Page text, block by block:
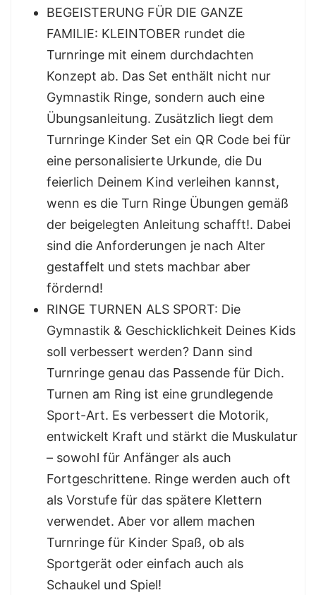
BEGEISTERUNG FÜR DIE GANZE
FAMILIE: KLEINTOBER rundet die
Turnringe mit einem durchdachten
Konzept ab. Das Set enthält nicht nur
Gymnastik Ringe, sondern auch eine
Übungsanleitung. Zusätzlich liegt dem
Turnringe Kinder Set ein QR Code bei für
eine personalisierte Urkunde, die Du
feierlich Deinem Kind verleihen kannst,
wenn es die Turn Ringe Übungen gemäß
der beigelegten Anleitung schafft!. Dabei
sind die Anforderungen je nach Alter
gestaffelt und stets machbar aber
fördernd!
RINGE TURNEN ALS SPORT: Die
Gymnastik & Geschicklichkeit Deines Kids
soll verbessert werden? Dann sind
Turnringe genau das Passende für Dich.
Turnen am Ring ist eine grundlegende
Sport-Art. Es verbessert die Motorik,
entwickelt Kraft und stärkt die Muskulatur
– sowohl für Anfänger als auch
Fortgeschrittene. Ringe werden auch oft
als Vorstufe für das spätere Klettern
verwendet. Aber vor allem machen
Turnringe für Kinder Spaß, ob als
Sportgerät oder einfach auch als
Schaukel und Spiel!